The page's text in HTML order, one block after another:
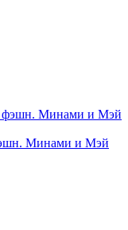
Минами и Мэй